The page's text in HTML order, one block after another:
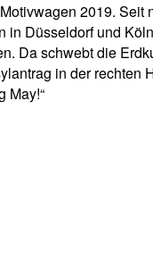
2019. Seit
in Düsseldorf und
Da schwebt die
in der rechten
May!“